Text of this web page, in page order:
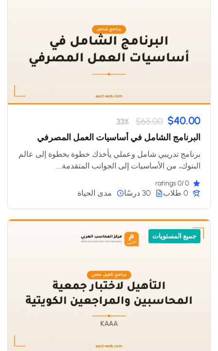
$65.00 $40.00
33%
البرنامج الشامل في أساسيات العمل المصرفي
برنامج تدريبي شامل وعملي يأخذك خطوة بخطوة إلى عالم
البنوك، من الأساسيات إلى الجوانب المتقدمة....
0
/0 ratings
0 طلاب 30 درسًا مدى الحياة
جميع المستويات